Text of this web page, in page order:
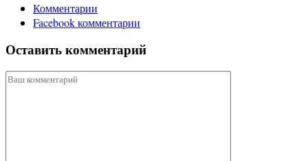
Комментарии
Facebook комментарии
Оставить комментарий